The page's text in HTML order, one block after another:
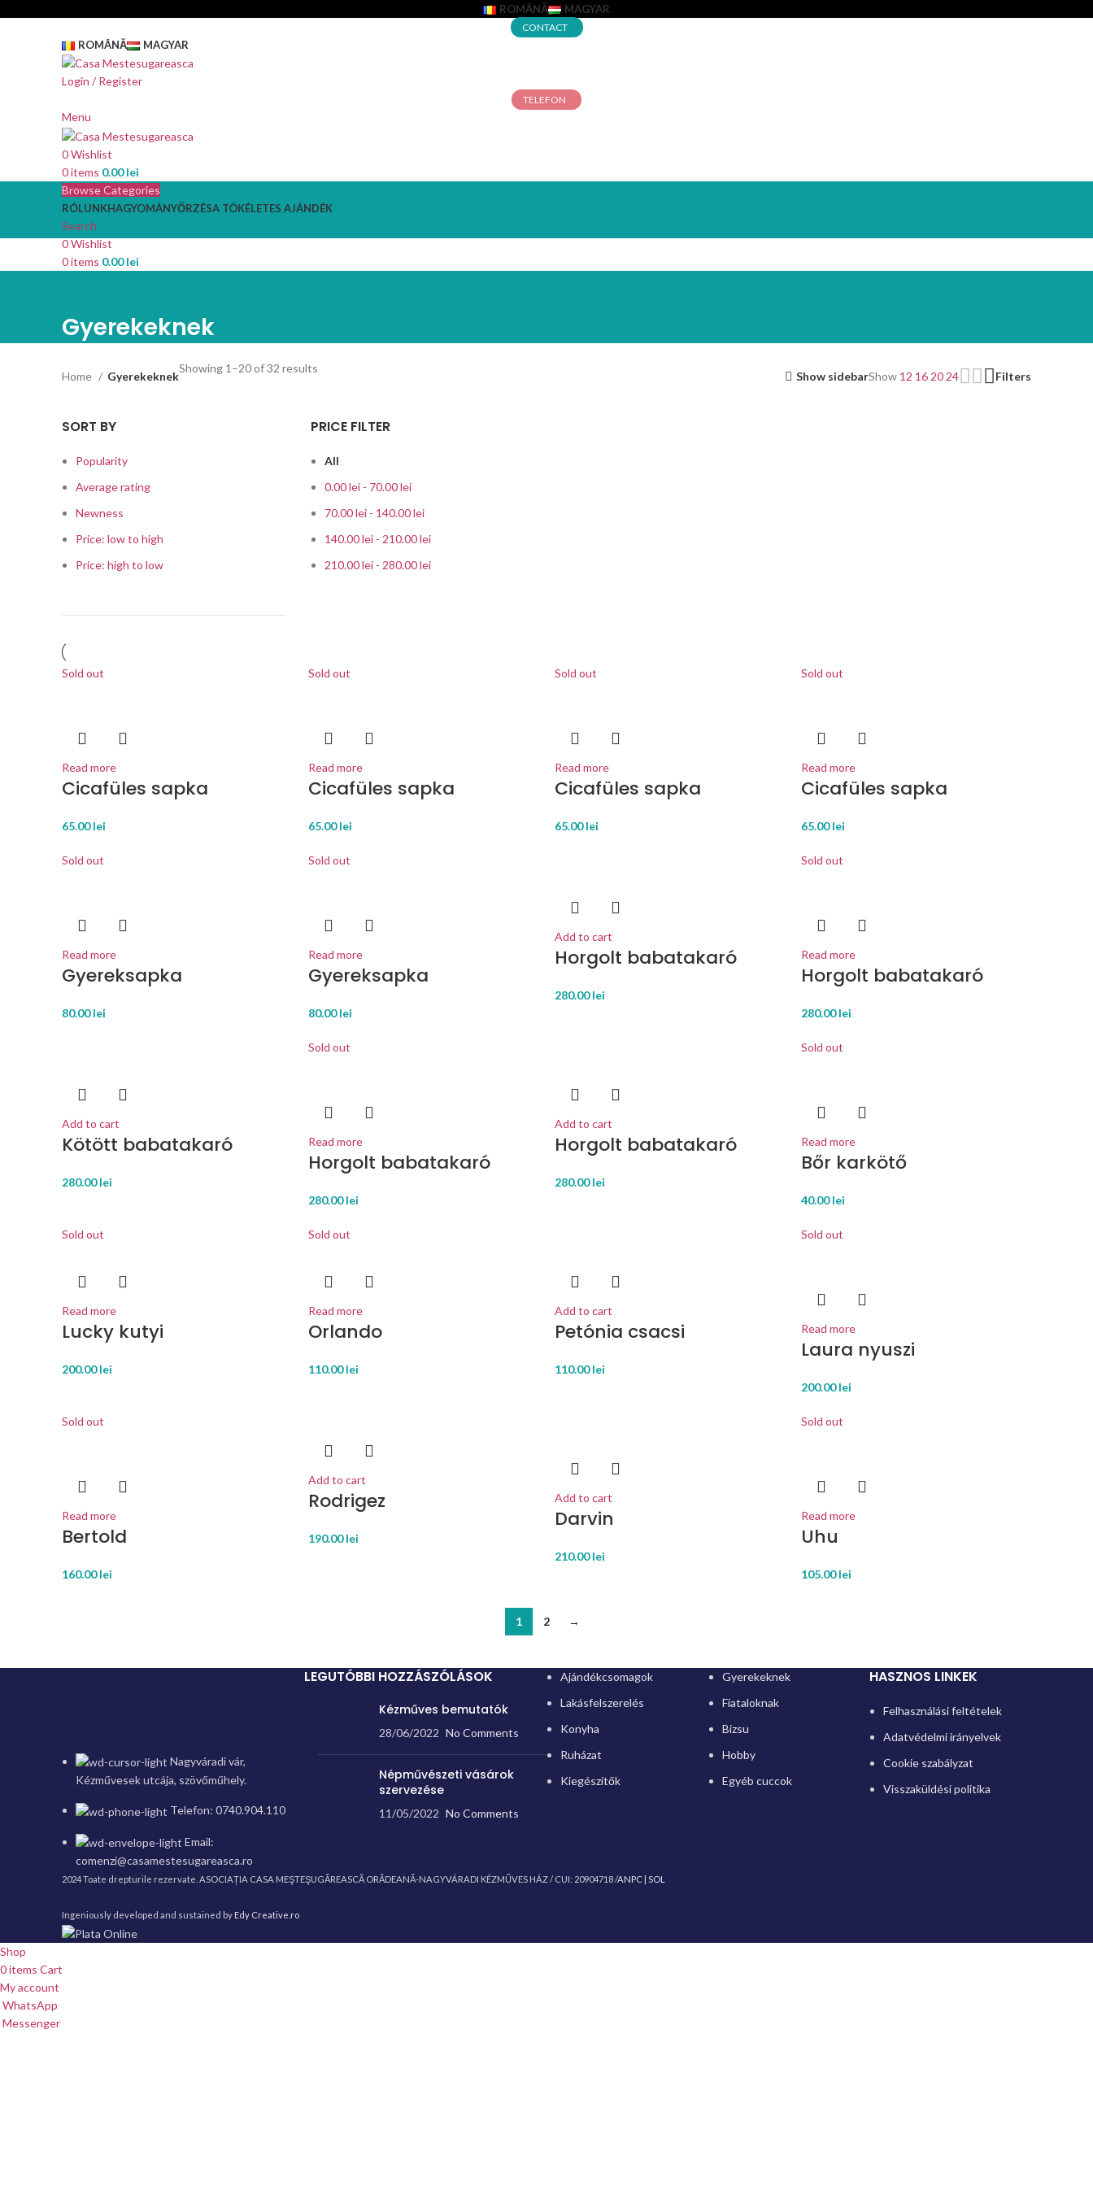
ROMÂNĂ MAGYAR
CONTACT
ROMÂNĂ MAGYAR
Login / Register
TELEFON
Menu
0Wishlist
0items 0.00lei
Browse Categories
RÓLUNKHAGYOMÁNYŐRZÉSA TÖKÉLETES AJÁNDÉK
Search
0Wishlist
0items 0.00lei
Gyerekeknek
Home Gyerekeknek
Showing 1–20 of 32 results
Show sidebarShow 12 16 20 24 Filters
SORT BY
Popularity
Average rating
Newness
Price: low to high
Price: high to low
PRICE FILTER
All
0.00lei- 70.00lei
70.00lei- 140.00lei
140.00lei- 210.00lei
210.00lei- 280.00lei
Sold out
Read more
Cicafüles sapka
65.00lei
Sold out
Read more
Cicafüles sapka
65.00lei
Sold out
Read more
Cicafüles sapka
65.00lei
Sold out
Read more
Cicafüles sapka
65.00lei
Sold out
Read more
Gyereksapka
80.00lei
Sold out
Read more
Gyereksapka
80.00lei
Add to cart
Horgolt babatakaró
280.00lei
Sold out
Read more
Horgolt babatakaró
280.00lei
Add to cart
Kötött babatakaró
280.00lei
Sold out
Read more
Horgolt babatakaró
280.00lei
Add to cart
Horgolt babatakaró
280.00lei
Sold out
Read more
Bőr karkötő
40.00lei
Sold out
Read more
Lucky kutyi
200.00lei
Sold out
Read more
Orlando
110.00lei
Add to cart
Petónia csacsi
110.00lei
Sold out
Read more
Laura nyuszi
200.00lei
Sold out
Read more
Bertold
160.00lei
Add to cart
Rodrigez
190.00lei
Add to cart
Darvin
210.00lei
Sold out
Read more
Uhu
105.00lei
1 2 →
Nagyváradi vár,
Kézművesek utcája, szövőműhely.
Telefon: 0740.904.110
Email:
comenzi@casamestesugareasca.ro
LEGUTÓBBI HOZZÁSZÓLÁSOK
Kézműves bemutatók
28/06/2022 No Comments
Népművészeti vásárok
szervezése
11/05/2022 No Comments
Ajándékcsomagok
Lakásfelszerelés
Konyha
Ruházat
Kiegészítők
Gyerekeknek
Fiataloknak
Bizsu
Hobby
Egyéb cuccok
HASZNOS LINKEK
Felhasználási feltételek
Adatvédelmi irányelvek
Cookie szabályzat
Visszaküldési politika
2024 Toate drepturile rezervate. ASOCIAȚIA CASA MEŞTEŞUGĂREASCĂ ORĂDEANĂ-NAGYVÁRADI KÉZMŰVES HÁZ / CUI: 20904718 /ANPC | SOL
Ingeniously developed and sustained by Edy Creative.ro
Shop
0items Cart
My account
WhatsApp
Messenger